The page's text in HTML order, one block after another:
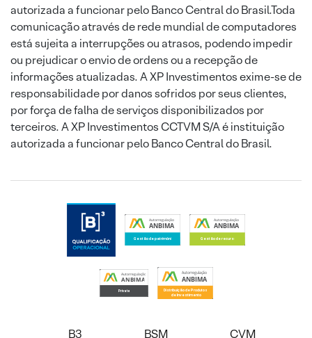
autorizada a funcionar pelo Banco Central do Brasil.Toda
comunicação através de rede mundial de computadores
está sujeita a interrupções ou atrasos, podendo impedir
ou prejudicar o envio de ordens ou a recepção de
informações atualizadas. A XP Investimentos exime-se de
responsabilidade por danos sofridos por seus clientes,
por força de falha de serviços disponibilizados por
terceiros. A XP Investimentos CCTVM S/A é instituição
autorizada a funcionar pelo Banco Central do Brasil.
B3 BSM CVM